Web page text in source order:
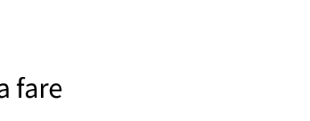
fare